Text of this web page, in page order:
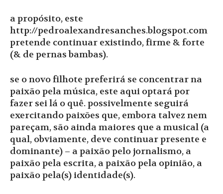
a propósito, este
http://pedroalexandresanches.blogspot.com
pretende continuar existindo, firme & forte
(& de pernas bambas).
se o novo filhote preferirá se concentrar na
paixão pela música, este aqui optará por
fazer sei lá o quê. possivelmente seguirá
exercitando paixões que, embora talvez nem
pareçam, são ainda maiores que a musical (a
qual, obviamente, deve continuar presente e
dominante) – a paixão pelo jornalismo, a
paixão pela escrita, a paixão pela opinião, a
paixão pela(s) identidade(s).